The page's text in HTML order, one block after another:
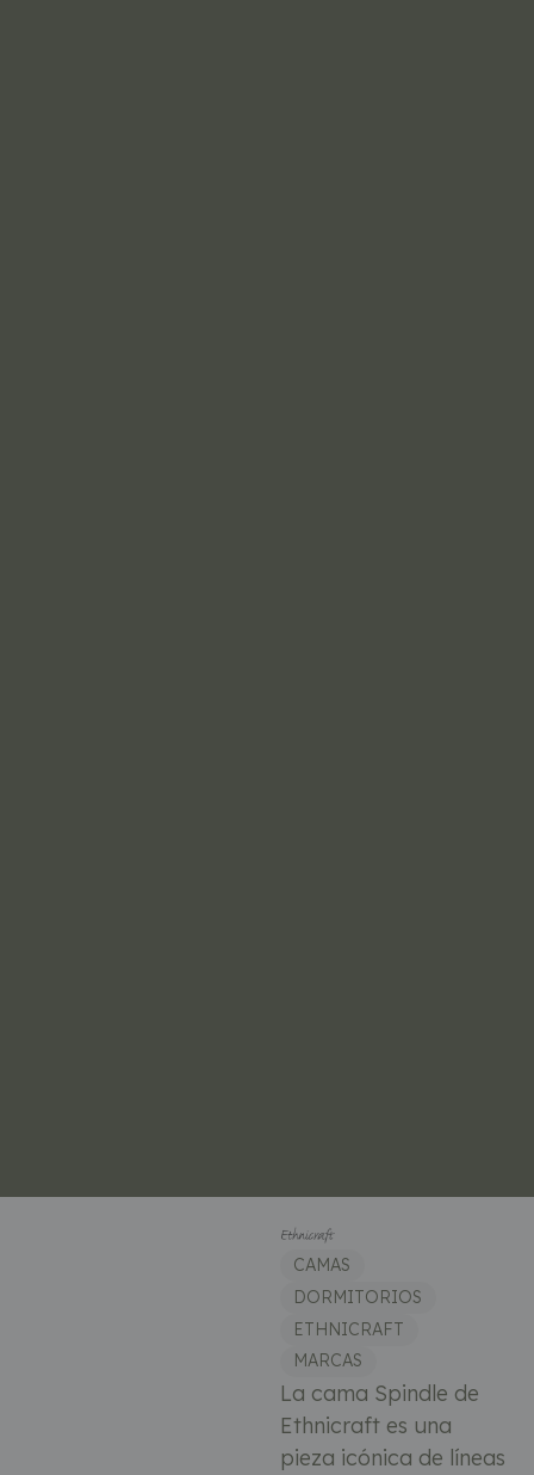
CAMAS
DORMITORIOS
ETHNICRAFT
MARCAS
La cama Spindle de
Ethnicraft es una
pieza icónica de líneas